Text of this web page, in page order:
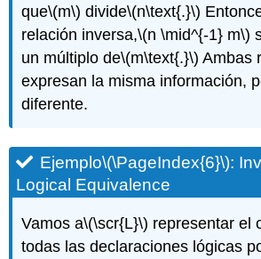
que\(m\) divide\(n\text{.}\)
relación inversa,\(n \mid^{-1} m\)
un múltiplo de\(m\text{.}\) Ambas
expresan la misma información,
diferente.
Ejemplo\(\PageIndex{6}\):
Logical Equivalence
Vamos a\(\scr{L}\) representar el
todas las declaraciones lógicas